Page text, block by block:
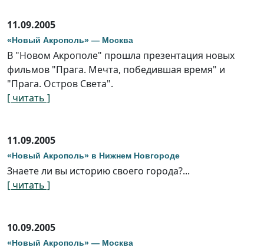
11.09.2005
«Новый Акрополь» — Москва
В "Новом Акрополе" прошла презентация новых
фильмов "Прага. Мечта, победившая время" и
"Прага. Остров Света".
[ читать ]
11.09.2005
«Новый Акрополь» в Нижнем Новгороде
Знаете ли вы историю своего города?...
[ читать ]
10.09.2005
«Новый Акрополь» — Москва